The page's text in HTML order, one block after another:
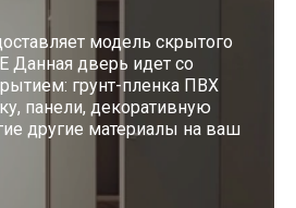
модель скрытого
Данная дверь идет со
грунт-пленка ПВХ
панели, декоративную
другие материалы на ваш